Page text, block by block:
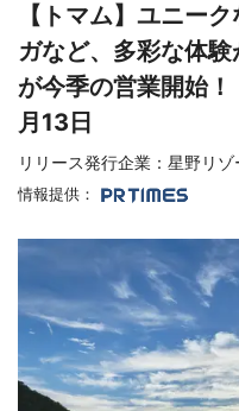
【トマム】ユニー
ガなど、多彩な体験
が今季の営業開始
月13日
リリース発行企業：星野リゾ
情報提供：